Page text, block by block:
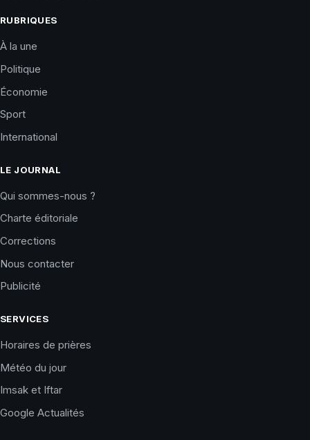
RUBRIQUES
À la une
Politique
Économie
Sport
International
LE JOURNAL
Qui sommes-nous ?
Charte éditoriale
Corrections
Nous contacter
Publicité
SERVICES
Horaires de prières
Météo du jour
Imsak et Iftar
Google Actualités